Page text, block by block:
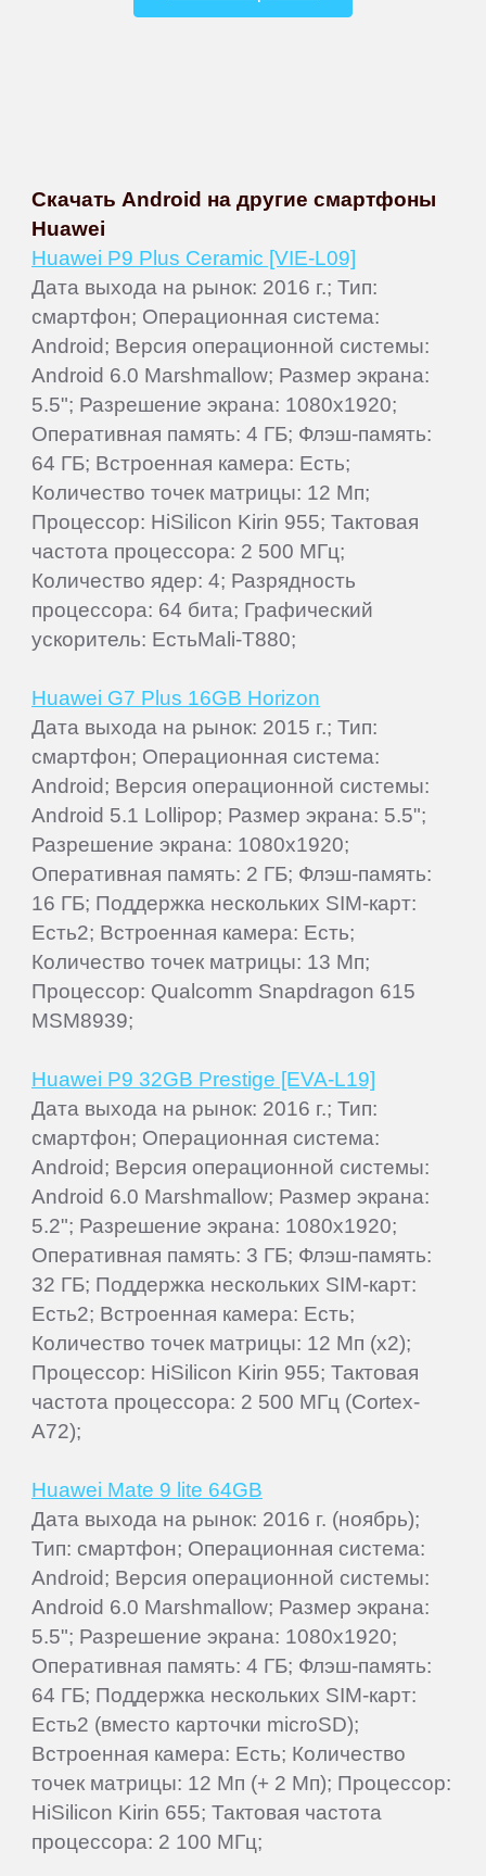
Скачать Android на другие смартфоны
Huawei
Huawei P9 Plus Ceramic [VIE-L09]
Дата выхода на рынок: 2016 г.; Тип:
смартфон; Операционная система:
Android; Версия операционной системы:
Android 6.0 Marshmallow; Размер экрана:
5.5"; Разрешение экрана: 1080x1920;
Оперативная память: 4 ГБ; Флэш-память:
64 ГБ; Встроенная камера: Есть;
Количество точек матрицы: 12 Мп;
Процессор: HiSilicon Kirin 955; Тактовая
частота процессора: 2 500 МГц;
Количество ядер: 4; Разрядность
процессора: 64 бита; Графический
ускоритель: ЕстьMali-T880;
Huawei G7 Plus 16GB Horizon
Дата выхода на рынок: 2015 г.; Тип:
смартфон; Операционная система:
Android; Версия операционной системы:
Android 5.1 Lollipop; Размер экрана: 5.5";
Разрешение экрана: 1080x1920;
Оперативная память: 2 ГБ; Флэш-память:
16 ГБ; Поддержка нескольких SIM-карт:
Есть2; Встроенная камера: Есть;
Количество точек матрицы: 13 Мп;
Процессор: Qualcomm Snapdragon 615
MSM8939;
Huawei P9 32GB Prestige [EVA-L19]
Дата выхода на рынок: 2016 г.; Тип:
смартфон; Операционная система:
Android; Версия операционной системы:
Android 6.0 Marshmallow; Размер экрана:
5.2"; Разрешение экрана: 1080x1920;
Оперативная память: 3 ГБ; Флэш-память:
32 ГБ; Поддержка нескольких SIM-карт:
Есть2; Встроенная камера: Есть;
Количество точек матрицы: 12 Мп (x2);
Процессор: HiSilicon Kirin 955; Тактовая
частота процессора: 2 500 МГц (Cortex-
A72);
Huawei Mate 9 lite 64GB
Дата выхода на рынок: 2016 г. (ноябрь);
Тип: смартфон; Операционная система:
Android; Версия операционной системы:
Android 6.0 Marshmallow; Размер экрана:
5.5"; Разрешение экрана: 1080x1920;
Оперативная память: 4 ГБ; Флэш-память:
64 ГБ; Поддержка нескольких SIM-карт:
Есть2 (вместо карточки microSD);
Встроенная камера: Есть; Количество
точек матрицы: 12 Мп (+ 2 Мп); Процессор:
HiSilicon Kirin 655; Тактовая частота
процессора: 2 100 МГц;